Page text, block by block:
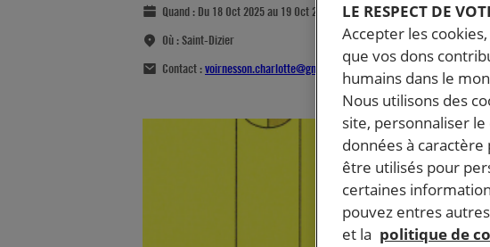
Quand : Du 18 Oct 2025 au 19 Oct 2025
Où :Saint-Dizier
Contact :voirnesson.charlotte@gmail.com
LE RESPECT DE
Accepter les
que vos dons
humains dans le
Nous utilisons des
site, personnaliser
données à
être utilisés pour
certaines
pouvez entres
et la politique de